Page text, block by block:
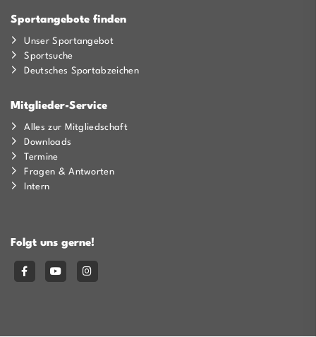
Sportangebote finden
Unser Sportangebot
Sportsuche
Deutsches Sportabzeichen
Mitglieder-Service
Alles zur Mitgliedschaft
Downloads
Termine
Fragen & Antworten
Intern
Folgt uns gerne!